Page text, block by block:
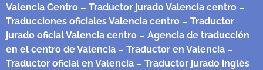
Valencia Centro – Traductor jurado Valencia centro –
Traducciones oficiales Valencia centro – Traductor
jurado oficial Valencia centro – Agencia de traducción
en el centro de Valencia – Traductor en Valencia –
Traductor oficial en Valencia – Traductor jurado inglés